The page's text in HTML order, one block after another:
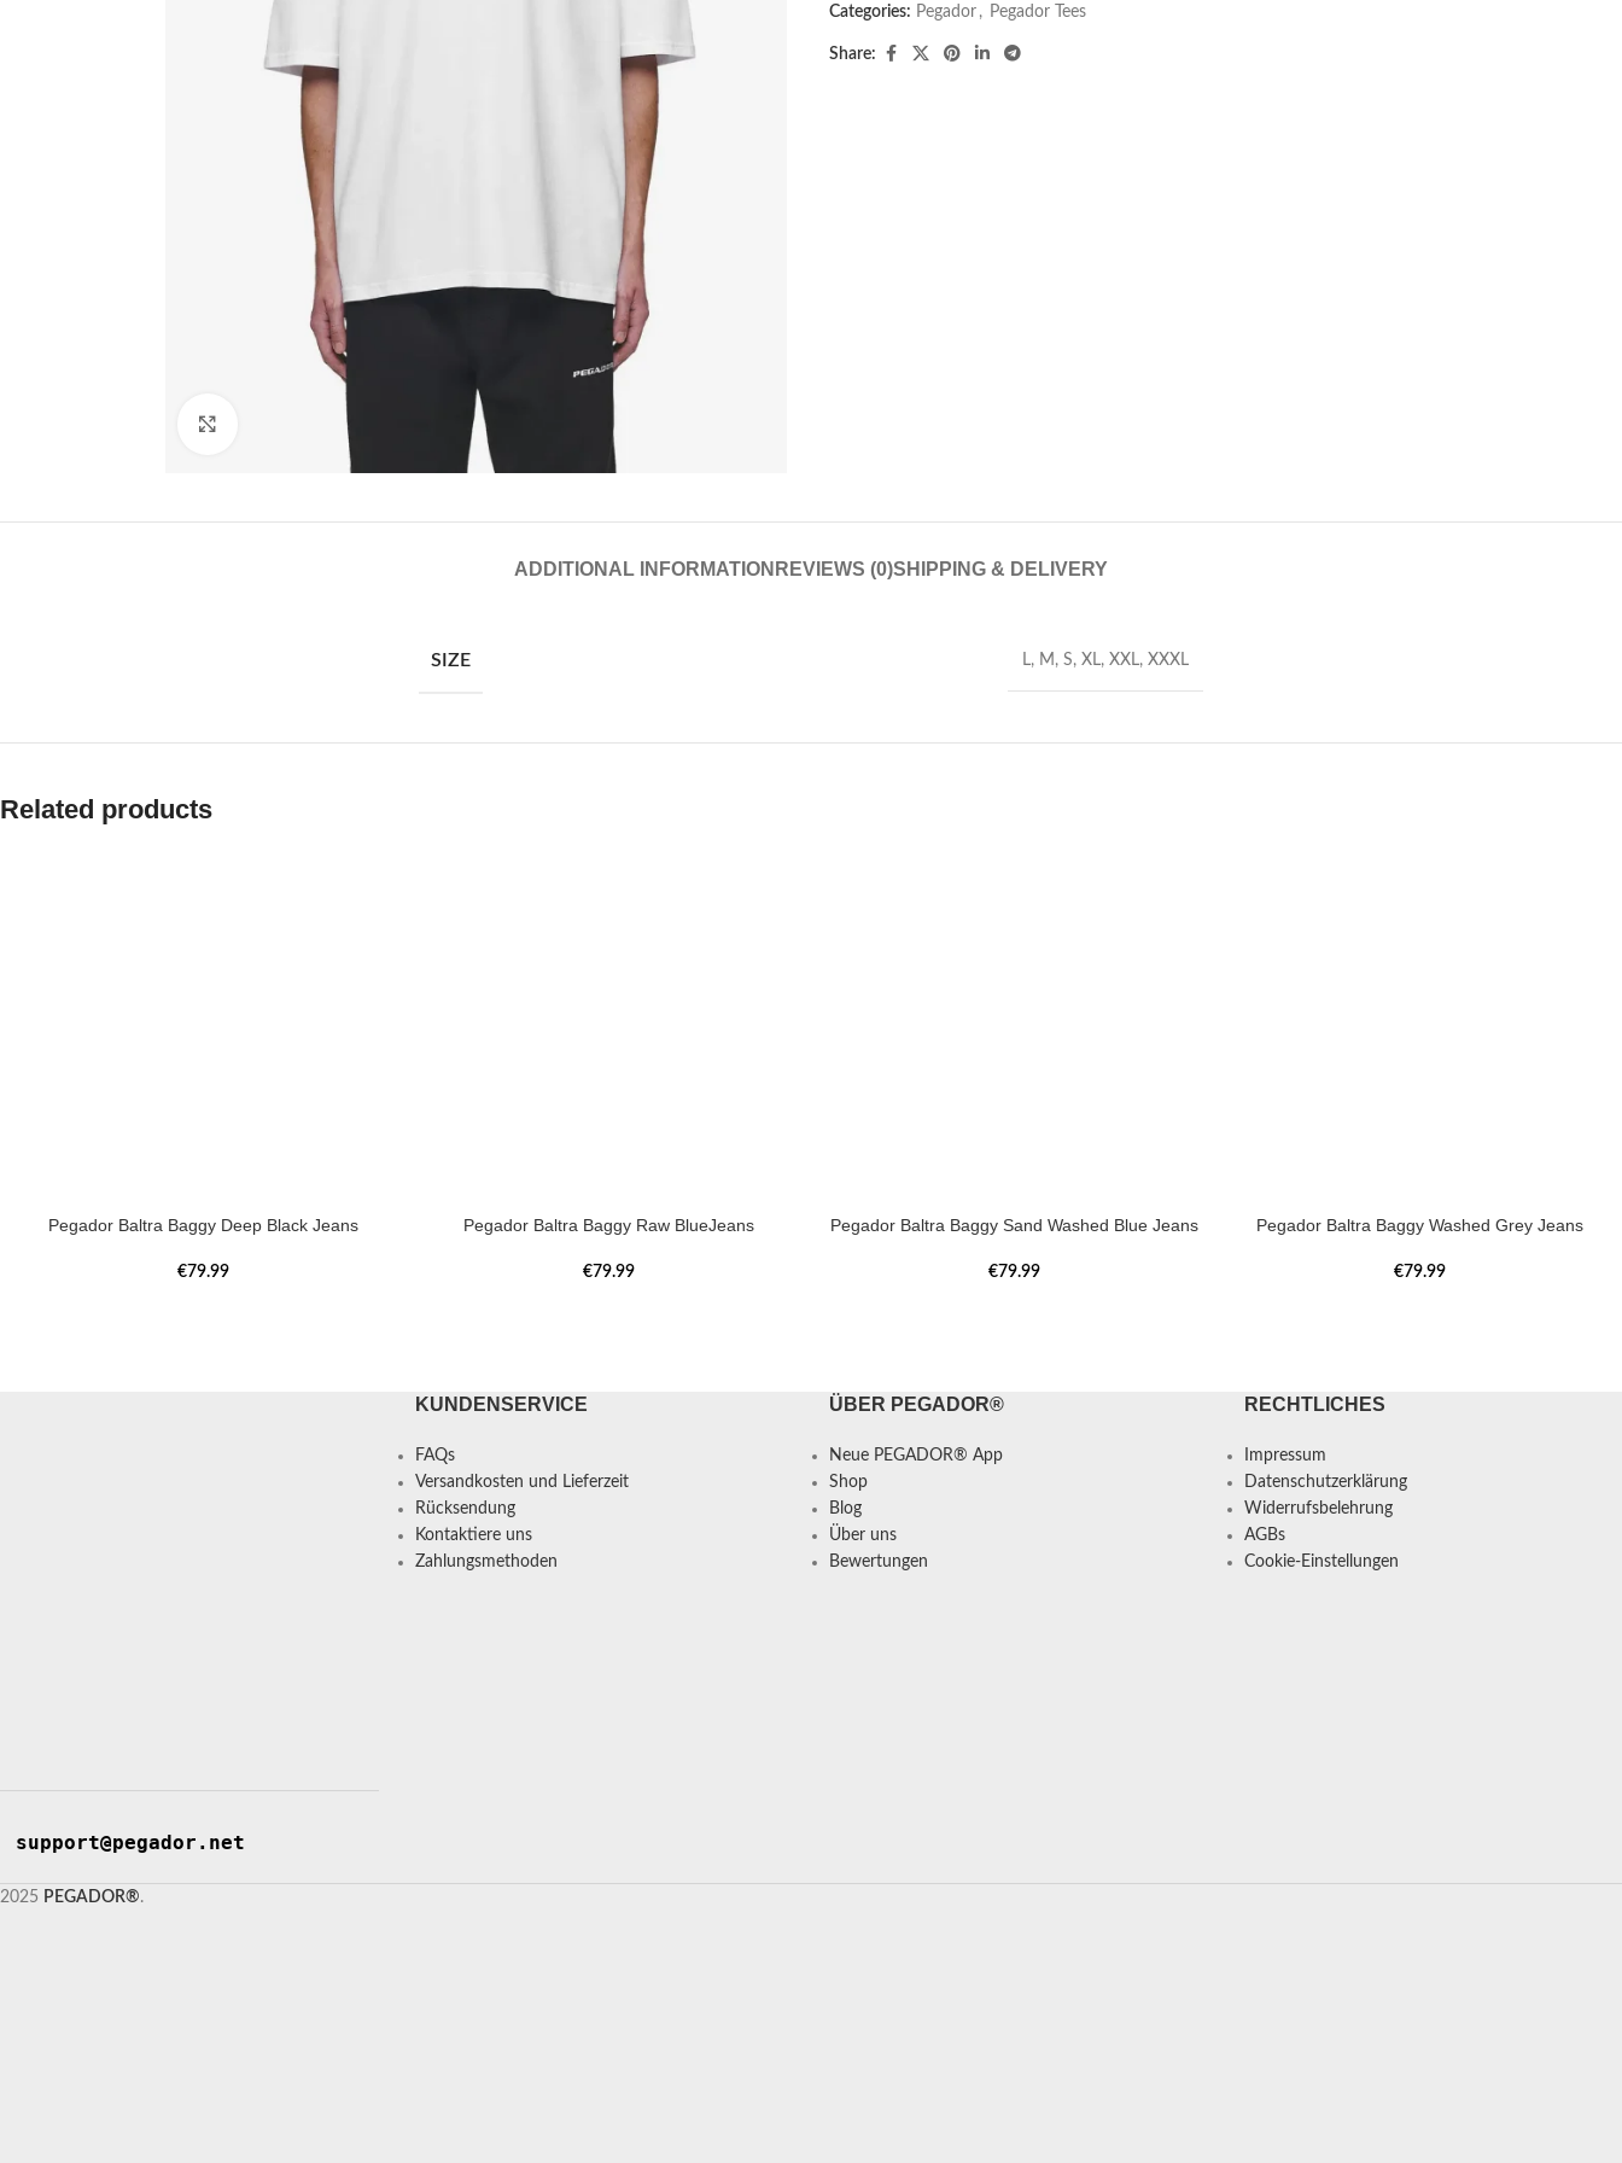
Categories: Pegador​ , Pegador Tees
Share:
ADDITIONAL INFORMATION REVIEWS (0)SHIPPING & DELIVERY
SIZE L, M , S, XL, XXL, XXXL
Related products
Pegador Baltra Baggy Deep Black Jeans
€79.99
Pegador Baltra Baggy Raw BlueJeans
€79.99
Pegador Baltra Baggy Sand Washed Blue Jeans
€79.99
Pegador Baltra Baggy Washed Grey Jeans
€79.99
support@pegador.net
KUNDENSERVICE
FAQs
Versandkosten und Lieferzeit
Rücksendung
Kontaktiere uns
Zahlungsmethoden
ÜBER PEGADOR®
Neue PEGADOR® App
Shop
Blog
Über uns
Bewertungen
RECHTLICHES
Impressum
Datenschutzerklärung
Widerrufsbelehrung
AGBs
Cookie-Einstellungen
2025 PEGADOR®.